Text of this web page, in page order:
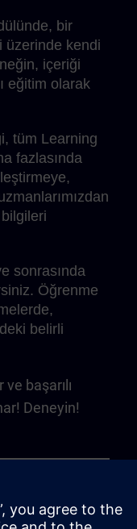
bir
üzerinde kendi
içeriği
eğitim olarak
tüm Learning
fazlasında
sonrasında
Öğrenme
belirli
başarılı
Deneyin!